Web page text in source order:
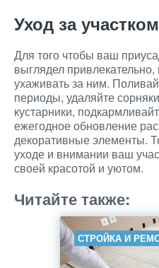
Уход за участком
Для того чтобы ваш
выглядел
ухаживать за ним.
периоды, удаляйте
кустарники,
ежегодное обновление
декоративные элементы.
уходе и внимании ваш
своей красотой и уютом.
Читайте также:
СТРОЙКА И